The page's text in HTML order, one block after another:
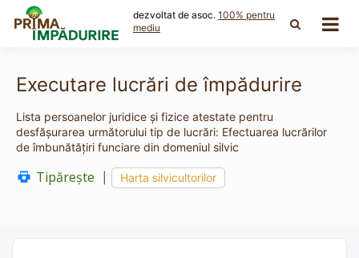
content
dezvoltat de asoc. 100% pentru
mediu
Executare lucrări de împădurire
Lista persoanelor juridice și fizice atestate pentru
desfășurarea următorului tip de lucrări: Efectuarea lucrărilor
de îmbunătăţiri funciare din domeniul silvic
Tipărește Harta silvicultorilor